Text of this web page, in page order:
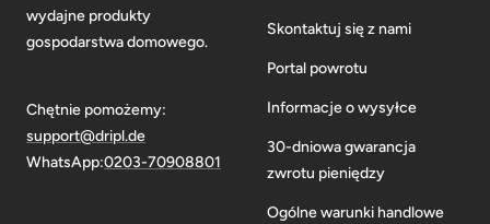
wydajne produkty
gospodarstwa domowego.
Chętnie pomożemy:
support@dripl.de
WhatsApp:0203-70908801
Skontaktuj się z nami
Portal powrotu
Informacje o wysyłce
30-dniowa gwarancja
zwrotu pieniędzy
Ogólne warunki handlowe